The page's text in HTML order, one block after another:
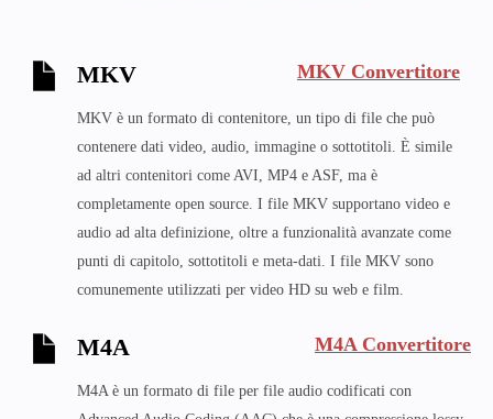
MKV MKV Convertitore
MKV è un formato di contenitore, un tipo di file che può
contenere dati video, audio, immagine o sottotitoli. È simile
ad altri contenitori come AVI, MP4 e ASF, ma è
completamente open source. I file MKV supportano video e
audio ad alta definizione, oltre a funzionalità avanzate come
punti di capitolo, sottotitoli e meta-dati. I file MKV sono
comunemente utilizzati per video HD su web e film.
M4A M4A Convertitore
M4A è un formato di file per file audio codificati con